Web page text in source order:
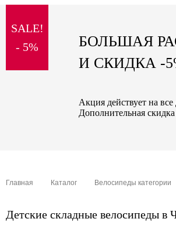
sale
special price
SALE!
- 5%
БОЛЬШАЯ
И СКИДКА -
Акция действует на
Дополнительная
Главная Каталог Велосипеды категории
Детские складные велосипеды в